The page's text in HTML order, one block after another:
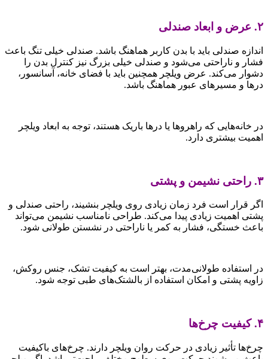
۲. عرض و ابعاد صندلی
اندازه صندلی باید با بدن کاربر هماهنگ باشد. صندلی خیلی تنگ باعث
فشار و ناراحتی می‌شود و صندلی خیلی بزرگ نیز کنترل بدن را
دشوار می‌کند. عرض ویلچر همچنین باید با فضای خانه، آسانسور،
درها و مسیرهای عبور هماهنگ باشد.
در خانه‌هایی که راهروها یا درها باریک هستند، توجه به ابعاد ویلچر
اهمیت بیشتری دارد.
۳. راحتی نشیمن و پشتی
اگر قرار است فرد زمان زیادی روی ویلچر بنشیند، راحتی صندلی و
پشتی اهمیت زیادی پیدا می‌کند. طراحی نامناسب نشیمن می‌تواند
باعث خستگی، فشار به کمر یا ناراحتی در نشستن طولانی شود.
در استفاده طولانی‌مدت، بهتر است به کیفیت تشک، جنس روکش،
زاویه پشتی و امکان استفاده از بالشتک‌های طبی توجه شود.
۴. کیفیت چرخ‌ها
چرخ‌ها تأثیر زیادی در حرکت روان ویلچر دارند. چرخ‌های باکیفیت